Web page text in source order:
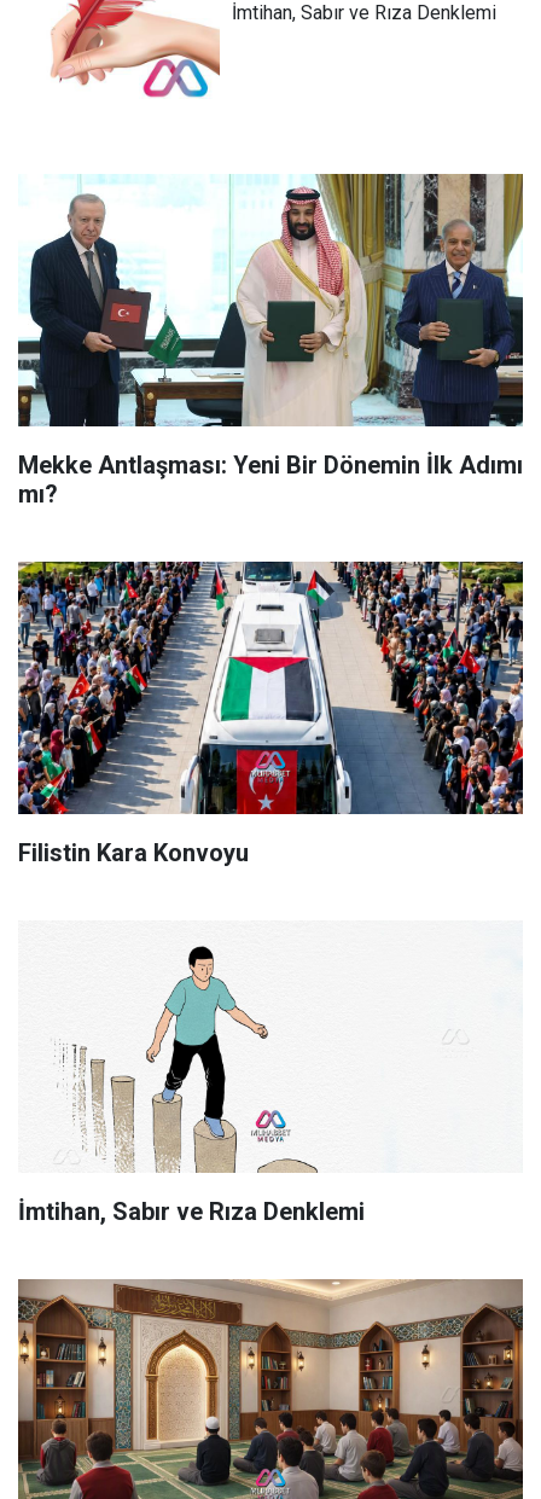
İmtihan, Sabır ve Rıza Denklemi
Mekke Antlaşması: Yeni Bir Dönemin İlk Adımı
mı?
Filistin Kara Konvoyu
İmtihan, Sabır ve Rıza Denklemi